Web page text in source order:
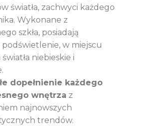
światła, zachwyci każdego
Wykonane z
szkła, posiadają
w miejscu
światła niebieskie i
dopełnienie każdego
wnętrza z
najnowszych
trendów.